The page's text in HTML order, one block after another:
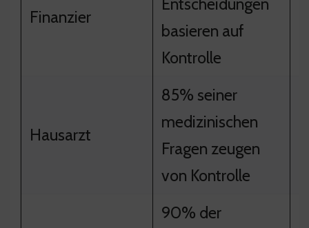
Finanzier
basieren auf
Kontrolle
Hausarzt
85% seiner
medizinischen
Fragen zeugen
von Kontrolle
90% der